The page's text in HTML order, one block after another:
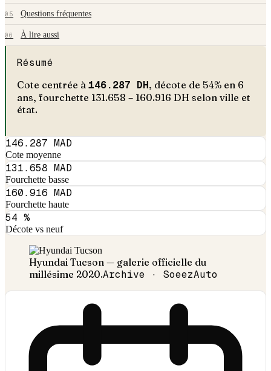
05 Questions fréquentes
06 À lire aussi
Résumé
Cote centrée à 146.287 DH, décote de 54% en 6
ans, fourchette 131.658 – 160.916 DH selon ville et
état.
146.287 MAD
Cote moyenne
131.658 MAD
Fourchette basse
160.916 MAD
Fourchette haute
54 %
Décote vs neuf
Hyundai Tucson — galerie officielle du
millésime 2020.Archive · SoeezAuto